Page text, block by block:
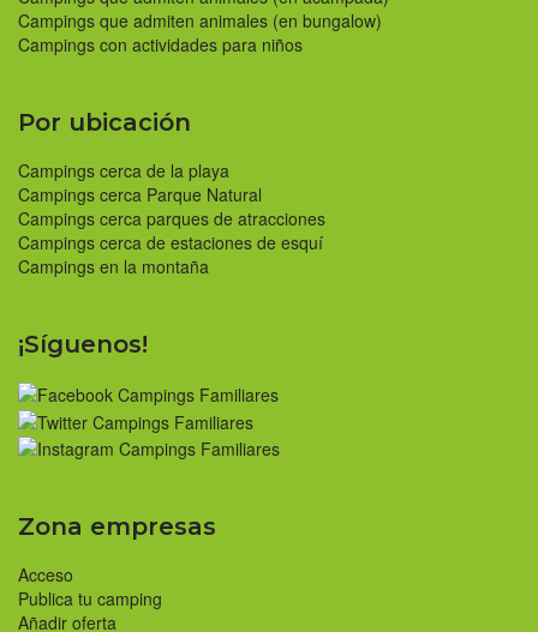
Campings que admiten animales (en bungalow)
Campings con actividades para niños
Por ubicación
Campings cerca de la playa
Campings cerca Parque Natural
Campings cerca parques de atracciones
Campings cerca de estaciones de esquí
Campings en la montaña
¡Síguenos!
Zona empresas
Acceso
Publica tu camping
Añadir oferta